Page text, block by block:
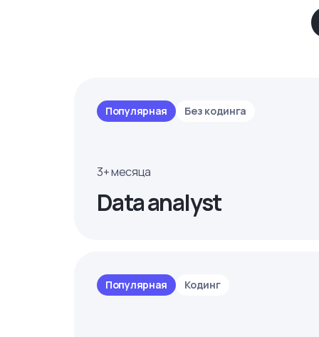
Популярная Без кодинга
3+ месяца
Data analyst
Популярная Кодинг